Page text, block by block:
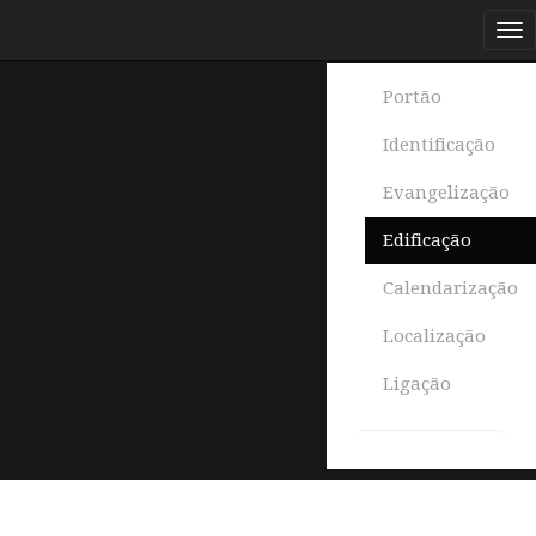
Portão
Identificação
Evangelização
Edificação
Calendarização
Localização
Ligação